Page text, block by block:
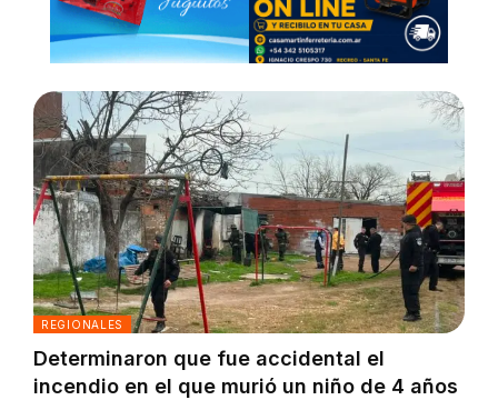
REGIONALES
Determinaron que fue accidental el
incendio en el que murió un niño de 4 años